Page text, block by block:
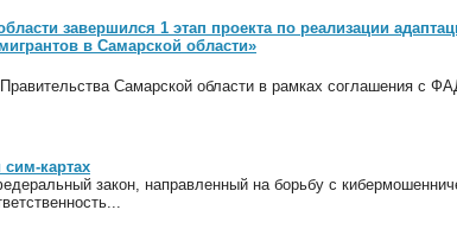
завершился 1 этап проекта по реализации
в Самарской области»
Самарской области в рамках соглашения с
картах
закон, направленный на борьбу с